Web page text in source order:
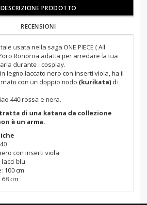
DESCRIZIONE PRODOTTO
RECENSIONI
usata nella saga ONE PIECE ( All'
Ronoroa adatta per arredare la tua
durante i cosplay.
legno laccato nero con inserti viola, ha il
con un doppio nodo (kurikata) di
440 rossa e nera.
di una katana da collezione
è un arma.
con inserti viola
blu
100 cm
cm